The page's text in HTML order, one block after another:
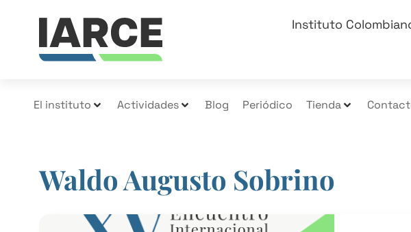
Instituto
El instituto Actividades Blog Periódico Tienda
Waldo Augusto Sobrino